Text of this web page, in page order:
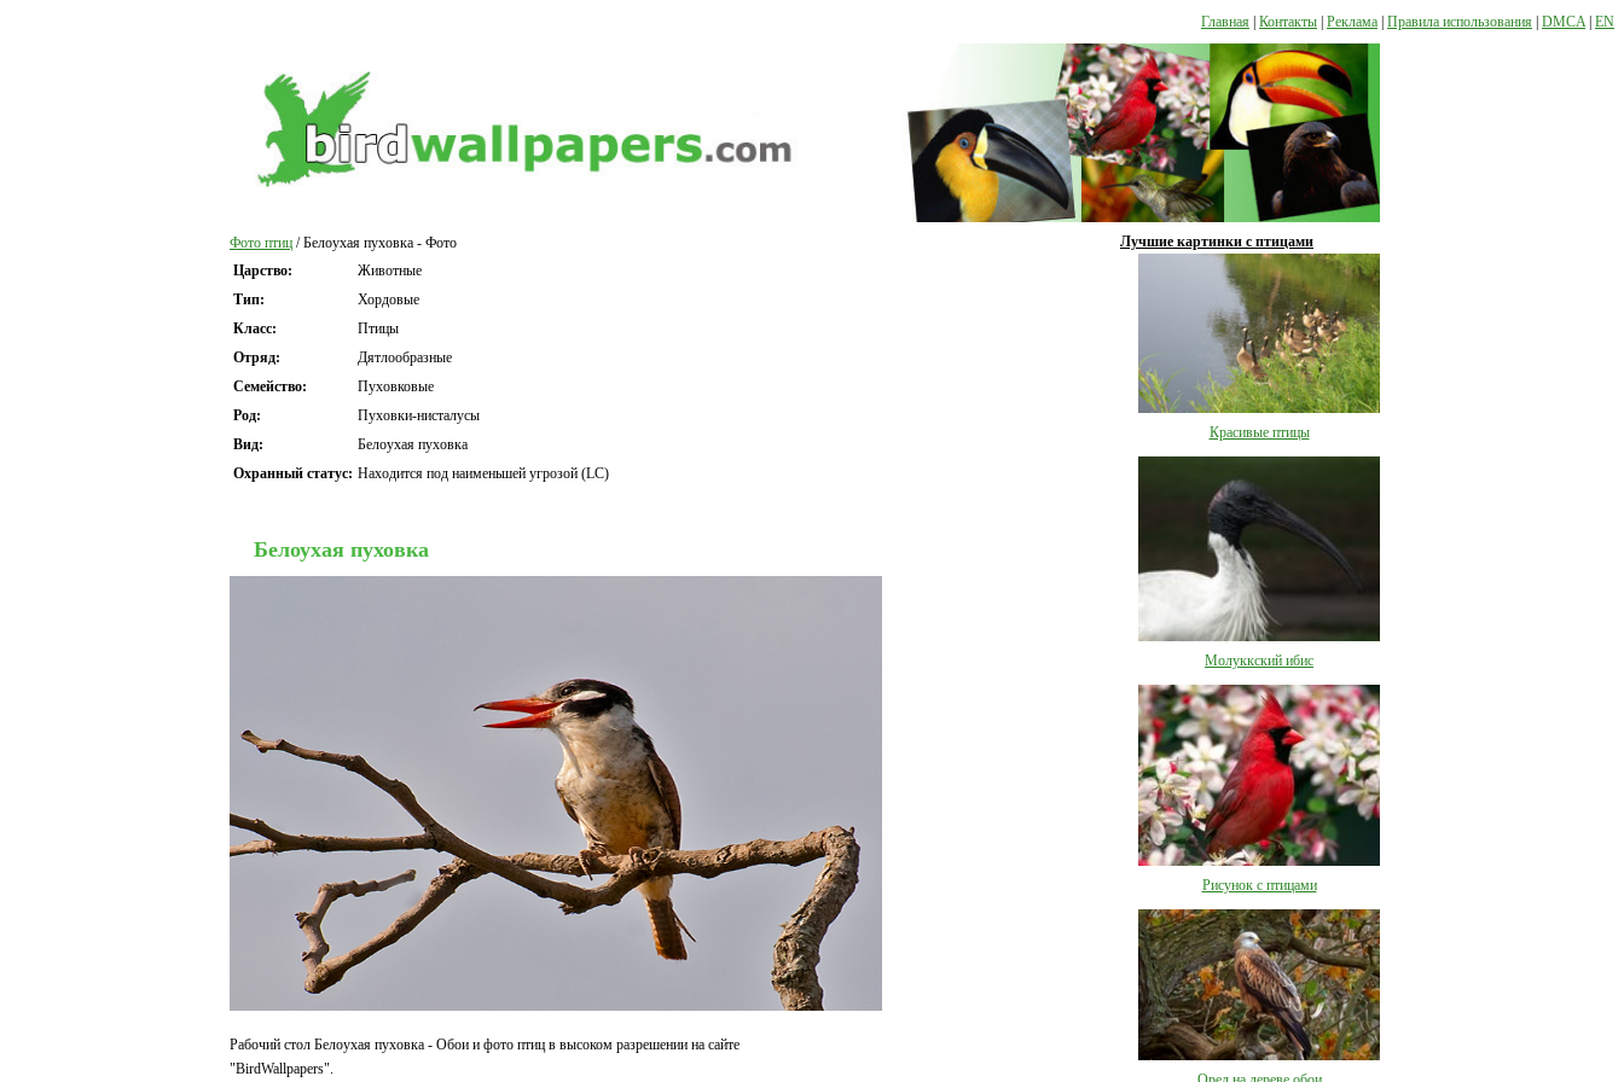
Главная Контакты Реклама Правила использования DMCA EN
Фото птиц / Белоухая пуховка - Фото
Царство:
Животные
Тип:
Хордовые
Класс:
Птицы
Отряд:
Дятлообразные
Семейство:
Пуховковые
Род:
Пуховки-нисталусы
Вид:
Белоухая пуховка
Охранный статус: Находится под наименьшей угрозой (LC)
Белоухая пуховка
Рабочий стол Белоухая пуховка - Обои и фото птиц в высоком разрешении на сайте
"BirdWallpapers".
Лучшие картинки с птицами
Красивые птицы
Молуккский ибис
Рисунок с птицами